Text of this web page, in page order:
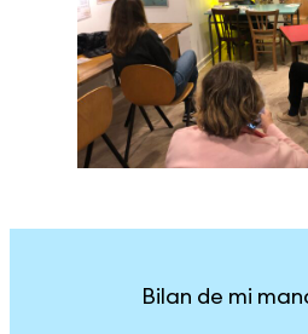
Bilan de mi